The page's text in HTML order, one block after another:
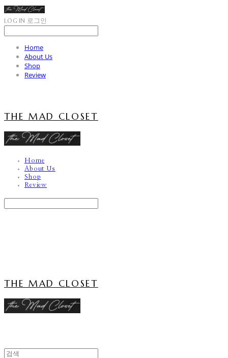
LOG IN 로그인
Home
About Us
Shop
Review
THE MAD CLOSET
Home
About Us
Shop
Review
THE MAD CLOSET